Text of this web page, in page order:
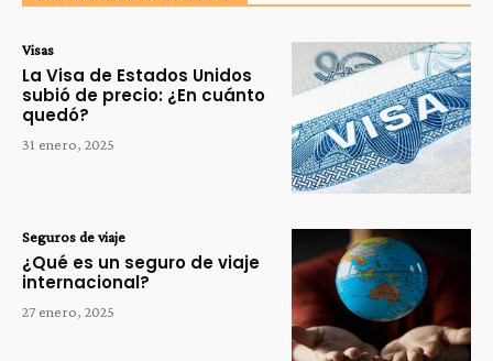
Visas
La Visa de Estados Unidos
subió de precio: ¿En cuánto
quedó?
31 enero, 2025
Seguros de viaje
¿Qué es un seguro de viaje
internacional?
27 enero, 2025